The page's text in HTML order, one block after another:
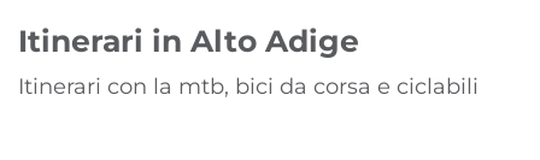
Itinerari in Alto Adige
Itinerari con la mtb, bici da corsa e ciclabili